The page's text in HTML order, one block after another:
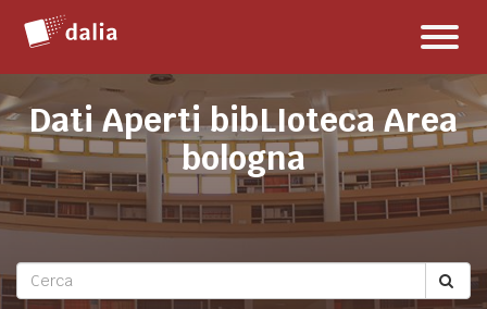
contenuto
Dati Aperti bibLIoteca Area
bologna